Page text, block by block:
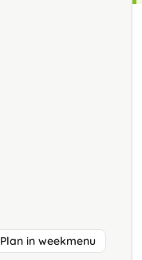
Plan in weekmenu